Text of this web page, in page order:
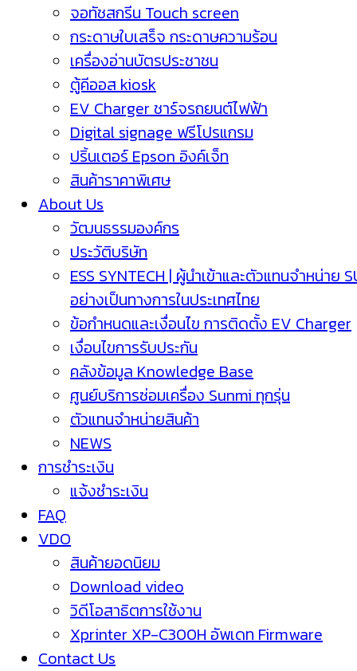
จอทัชสกรีน Touch screen
กระดาษใบเสร็จ กระดาษความร้อน
เครื่องอ่านบัตรประชาชน
ตู้คีออส kiosk
EV Charger ชาร์จรถยนต์ไฟฟ้า
Digital signage ฟรีโปรแกรม
ปริ้นเตอร์ Epson อิงค์เจ็ท
สินค้าราคาพิเศษ
About Us
วัฒนธรรมองค์กร
ประวัติบริษัท
ESS SYNTECH | ผู้นำเข้าและตัวแทนจำหน่าย
อย่างเป็นทางการในประเทศไทย
ข้อกำหนดและเงื่อนไข การติดตั้ง EV Charger
เงื่อนไขการรับประกัน
คลังข้อมูล Knowledge Base
ศูนย์บริการซ่อมเครื่อง Sunmi ทุกรุ่น
ตัวแทนจำหน่ายสินค้า
NEWS
การชำระเงิน
แจ้งชำระเงิน
FAQ
VDO
สินค้ายอดนิยม
Download video
วิดีโอสาธิตการใช้งาน
Xprinter XP-C300H อัพเดท Firmware
Contact Us